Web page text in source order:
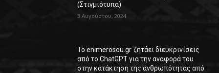
(Στιγμιότυπα)
3 Αυγούστου, 2024
Το enimerosou.gr ζητάει διευκρινίσεις
από το ChatGPT για την αναφορά του
στην κατάκτηση της ανθρωπότητας από